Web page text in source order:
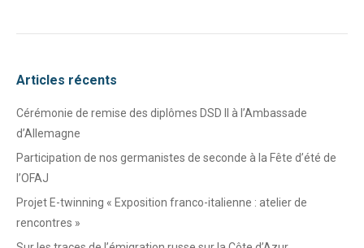
Articles récents
Cérémonie de remise des diplômes DSD II à l’Ambassade
d’Allemagne
Participation de nos germanistes de seconde à la Fête d’été de
l’OFAJ
Projet E-twinning « Exposition franco-italienne : atelier de
rencontres »